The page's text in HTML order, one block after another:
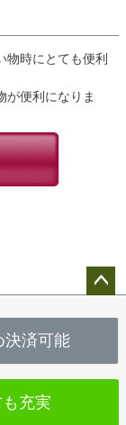
物時にとても便利
が便利になりま
へ
決済可能
充実